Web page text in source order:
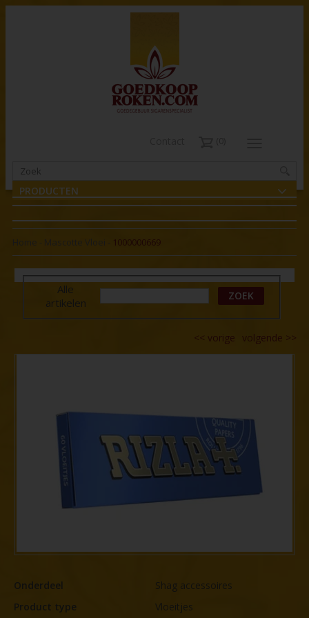
PRODUCTEN
1000000669
Alle
artikelen
ZOEK
volgende >>
<< vorige
Onderdeel
Shag accessoires
Product type
Vloeitjes